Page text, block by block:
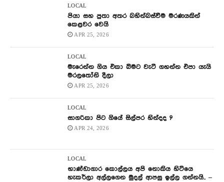
LOCAL
පියා සහ පුතා අතර බහින්බස්වීම මරණයකින්
කෙළවර වෙයි
APR 25, 2026
LOCAL
මැරෙන්න ගිය එකා බිමට වැටී ගහන්න එපා යැයි
මරලතෝනි දීලා
APR 25, 2026
LOCAL
සාගරිකා පිට ගියේ සිල්පර හින්දද ?
APR 24, 2026
LOCAL
භාණ්ඩාගාර කොල්ලය අපි නොකිය හිටියෙ
හැකර්ලා අල්ලගෙන මුදල් ආපසු ඉල්ල ගන්නයි.. –